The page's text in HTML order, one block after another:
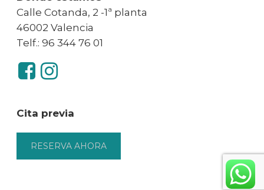
Calle Cotanda, 2 -1ª planta
46002 Valencia
Telf.: 96 344 76 01
Cita previa
RESERVA AHORA